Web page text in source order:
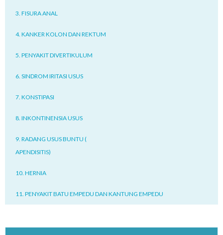
3. FISURA ANAL
4. KANKER KOLON DAN REKTUM
5. PENYAKIT DIVERTIKULUM
6. SINDROM IRITASI USUS
7. KONSTIPASI
8. INKONTINENSIA USUS
9. RADANG USUS BUNTU (
APENDISITIS)
10. HERNIA
11. PENYAKIT BATU EMPEDU DAN KANTUNG EMPEDU